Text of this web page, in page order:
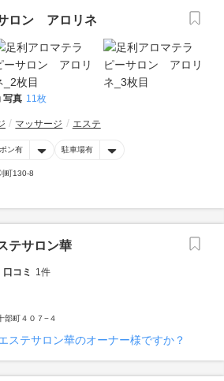
ロン アロリネ
写真 11枚
マッサージ エステ
ン有 駐車場有
町130-8
テサロン華
口コミ 1件
部町４０７−４
ステサロン華のオーナー様ですか？